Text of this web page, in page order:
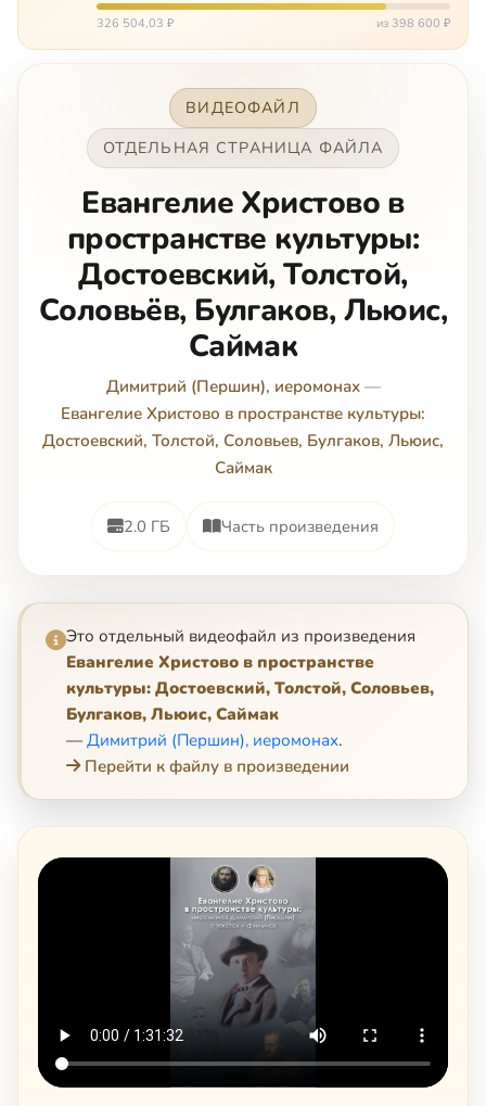
старая сломалась. А без коляски он не сможет не только
просто выходить из дома, но и продолжать лечение в
326 504,03 ₽ из 398 600 ₽
ВИДЕОФАЙЛ
ОТДЕЛЬНАЯ СТРАНИЦА ФАЙЛА
Евангелие Христово в
пространстве культуры:
Достоевский, Толстой,
Соловьёв, Булгаков, Льюис,
Саймак
Димитрий (Першин), иеромонах—
Евангелие Христово в пространстве культуры:
Достоевский, Толстой, Соловьев, Булгаков, Льюис,
Саймак
2.0 ГБ Часть произведения
Это отдельный видеофайл из произведения
Евангелие Христово в пространстве
культуры: Достоевский, Толстой, Соловьев,
Булгаков, Льюис, Саймак
— Димитрий (Першин), иеромонах.
Перейти к файлу в произведении